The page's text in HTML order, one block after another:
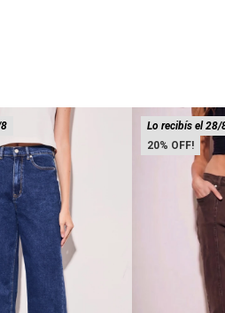
20
Lo recibís el 28/